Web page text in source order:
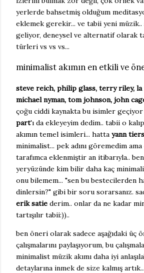
yerlerde bahsetmiş olduğum
eklemek gerekir... ve tabii yeni müzik..
geliyor, deneysel ve alternatif olarak
türleri vs vs vs...
minimalist akımın en etkili ve
steve reich, philip glass, terry riley, la
michael nyman, tom johnson, john
çoğu ciddi kaynakta bu isimler geçiyor
part'ı da ekleyeyim dedim.. tabii o
akımın temel isimleri... hatta yann
minimalist... pek adını göremedim ama
tarafımca eklenmiştir an itibarıyla..
yeryüzünde kim bilir daha kaç
onu bilemem... "sen bu bestecilerden
dinlersin?" gibi bir soru sorarsanız.
erik satie derim.. onlar da ne kadar
tartışılır tabii:))..
ben öneri olarak sadece aşağıdaki üç
çalışmalarını paylaşıyorum, bu
minimalist müzik akımı daha iyi
detaylarına inmek de size kalmış artık...